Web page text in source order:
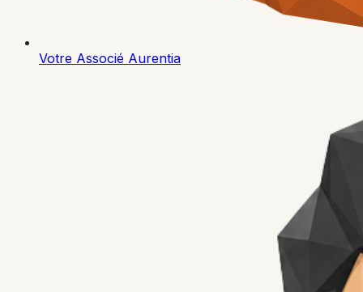
Votre Associé Aurentia